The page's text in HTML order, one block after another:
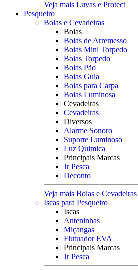
Veja mais Luvas e Protect
Pesqueiro
Boias e Cevadeiras
Boias
Boias de Arremesso
Boias Mini Torpedo
Boias Torpedo
Boias Pão
Boias Guia
Boias para Carpa
Boias Luminosa
Cevadeiras
Cevadeiras
Diversos
Alarme Sonoro
Suporte Luminoso
Luz Quimica
Principais Marcas
Jr Pesca
Deconto
Veja mais Boias e Cevadeiras
Iscas para Pesqueiro
Iscas
Anteninhas
Miçangas
Flutuador EVA
Principais Marcas
Jr Pesca